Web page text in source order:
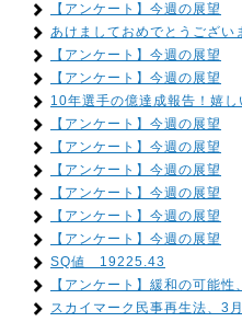
【アンケート】今週の展望
あけましておめでとうござい
【アンケート】今週の展望
【アンケート】今週の展望
10年選手の億達成報告！嬉
【アンケート】今週の展望
【アンケート】今週の展望
【アンケート】今週の展望
【アンケート】今週の展望
【アンケート】今週の展望
【アンケート】今週の展望
SQ値 19225.43
【アンケート】緩和の可能
スカイマーク民事再生法、3